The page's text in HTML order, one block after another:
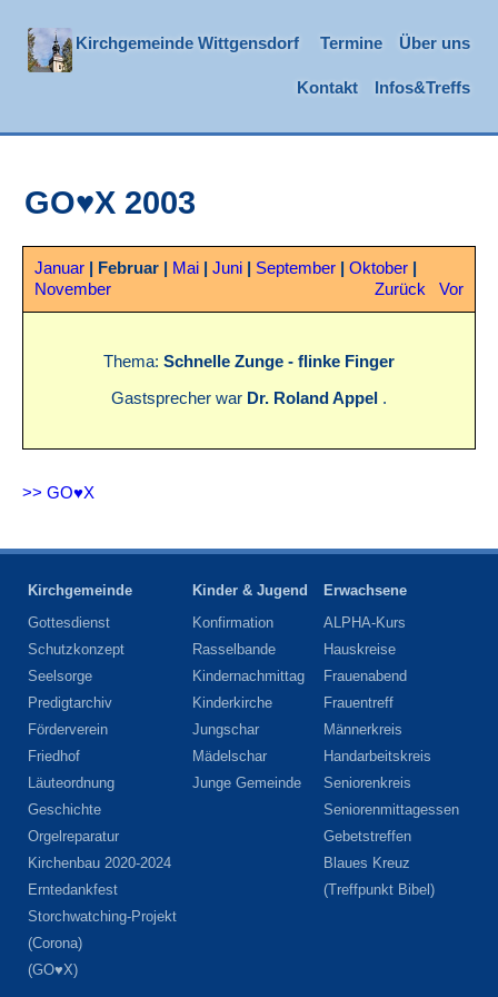
Kirchgemeinde Wittgensdorf Termine Über uns
Kontakt Infos&Treffs
GO♥X 2003
Januar Februar Mai Juni September Oktober
November
Zurück Vor
Thema: Schnelle Zunge - flinke Finger
Gastsprecher war Dr. Roland Appel .
>> GO♥X
Kirchgemeinde
Gottesdienst
Schutzkonzept
Seelsorge
Predigtarchiv
Förderverein
Friedhof
Läuteordnung
Geschichte
Orgelreparatur
Kirchenbau 2020-2024
Erntedankfest
Storchwatching-Projekt
(Corona)
(GO♥X)
Kinder & Jugend
Konfirmation
Rasselbande
Kindernachmittag
Kinderkirche
Jungschar
Mädelschar
Junge Gemeinde
Erwachsene
ALPHA-Kurs
Hauskreise
Frauenabend
Frauentreff
Männerkreis
Handarbeitskreis
Seniorenkreis
Seniorenmittagessen
Gebetstreffen
Blaues Kreuz
(Treffpunkt Bibel)